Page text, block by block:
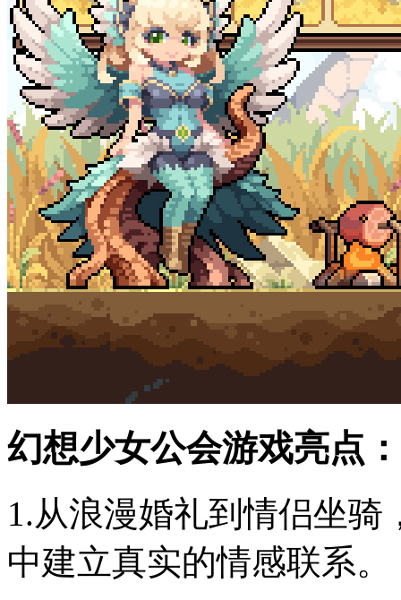
幻想少女公会游戏亮点：
1.从浪漫婚礼到情侣坐
中建立真实的情感联系。